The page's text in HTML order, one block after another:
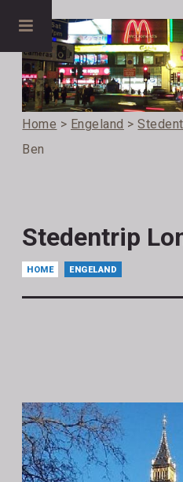
Home > Engeland >
Ben
Stedentrip
HOME ENGELAND